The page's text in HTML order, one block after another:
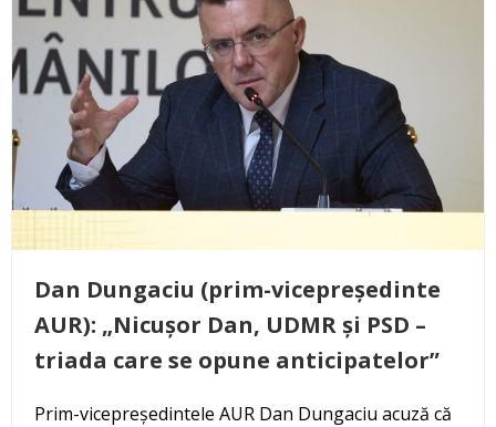
Dan Dungaciu (prim-vicepreședinte
AUR): „Nicușor Dan, UDMR și PSD –
triada care se opune anticipatelor”
Prim-vicepreședintele AUR Dan Dungaciu acuză că